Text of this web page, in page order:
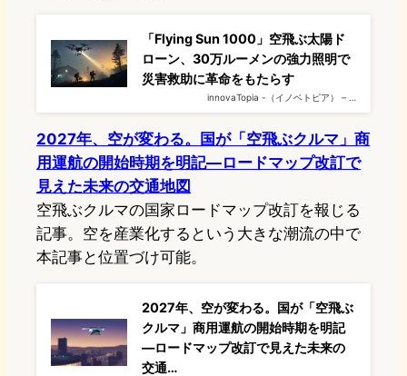
「Flying Sun 1000」空飛ぶ太陽ド
ローン、30万ルーメンの強力照明で
災害救助に革命をもたらす
innovaTopia -（イノベトピア） – …
2027年、空が変わる。国が「空飛ぶクルマ」商
用運航の開始時期を明記―ロードマップ改訂で
見えた未来の交通地図
空飛ぶクルマの国家ロードマップ改訂を報じる
記事。空を産業化するという大きな潮流の中で
本記事と位置づけ可能。
2027年、空が変わる。国が「空飛ぶ
クルマ」商用運航の開始時期を明記
―ロードマップ改訂で見えた未来の
交通…